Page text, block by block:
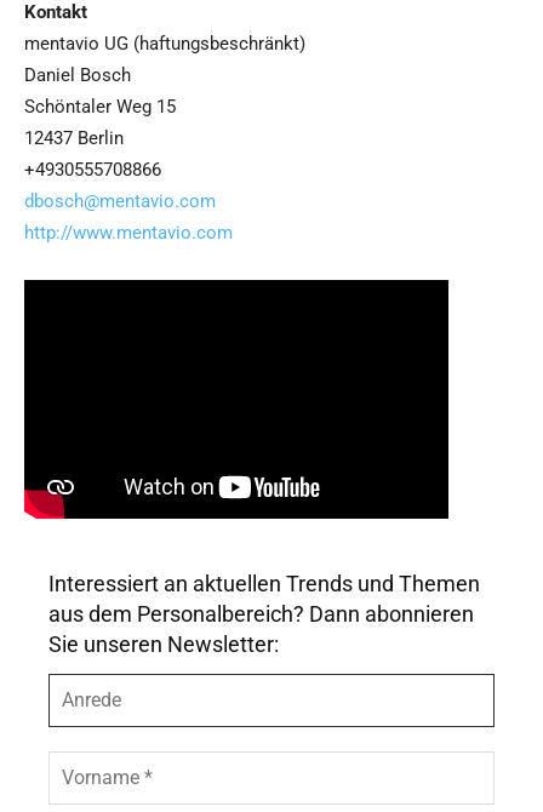
Kontakt
mentavio UG (haftungsbeschränkt)
Daniel Bosch
Schöntaler Weg 15
12437 Berlin
+4930555708866
dbosch@mentavio.com
http://www.mentavio.com
Interessiert an aktuellen Trends und Themen
aus dem Personalbereich? Dann abonnieren
Sie unseren Newsletter:
r
e
e